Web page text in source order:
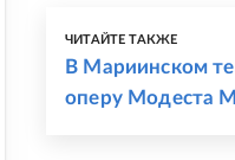
ЧИТАЙТЕ ТАКЖЕ
В Мариинском
оперу Модеста